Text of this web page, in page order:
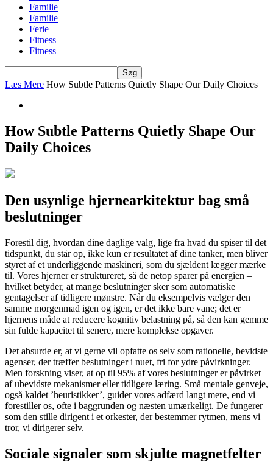
Familie
Familie
Ferie
Fitness
Fitness
Læs Mere How Subtle Patterns Quietly Shape Our Daily Choices
How Subtle Patterns Quietly Shape Our
Daily Choices
Den usynlige hjernearkitektur bag små
beslutninger
Forestil dig, hvordan dine daglige valg, lige fra hvad du spiser til det
tidspunkt, du står op, ikke kun er resultatet af dine tanker, men bliver
styret af et underliggende maskineri, som du sjældent lægger mærke
til. Vores hjerner er struktureret, så de netop sparer på energien –
hvilket betyder, at mange beslutninger sker som automatiske
gentagelser af tidligere mønstre. Når du eksempelvis vælger den
samme morgenmad igen og igen, er det ikke bare vane; det er
hjernens måde at reducere kognitiv belastning på, så den kan gemme
sin fulde kapacitet til senere, mere komplekse opgaver.
Det absurde er, at vi gerne vil opfatte os selv som rationelle, bevidste
agenser, der træffer beslutninger i nuet, fri for ydre påvirkninger.
Men forskning viser, at op til 95% af vores beslutninger er påvirket
af ubevidste mekanismer eller tidligere læring. Små mentale genveje,
også kaldet ’heuristikker’, guider vores adfærd langt mere, end vi
forestiller os, ofte i baggrunden og næsten umærkeligt. De fungerer
som den stille dirigent i et orkester, der bestemmer rytmen, mens vi
tror, vi dirigerer selv.
Sociale signaler som skjulte magnetfelter